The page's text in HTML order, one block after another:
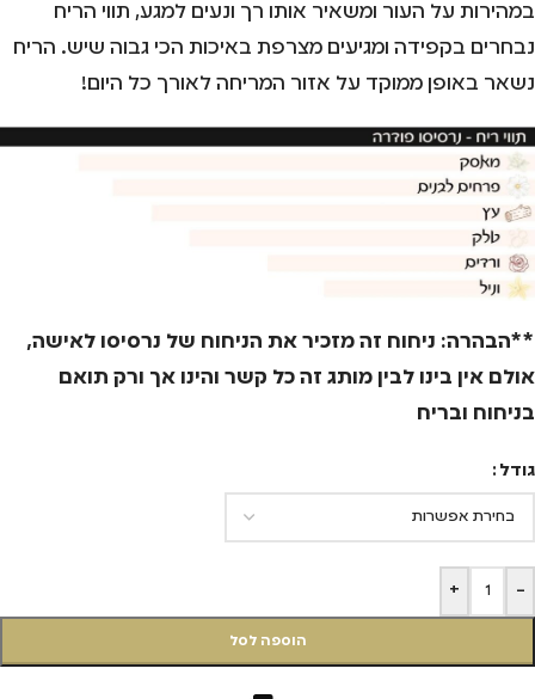
במהירות על העור ומשאיר אותו רך ונעים למגע, תווי הריח
נבחרים בקפידה ומגיעים מצרפת באיכות הכי גבוה שיש. הריח
נשאר באופן ממוקד על אזור המריחה לאורך כל היום!
**הבהרה: ניחוח זה מזכיר את הניחוח של נרסיסו לאישה,
אולם אין בינו לבין מותג זה כל קשר והינו אך ורק תואם
בניחוח ובריח
גודל
-
+
הוספה לסל